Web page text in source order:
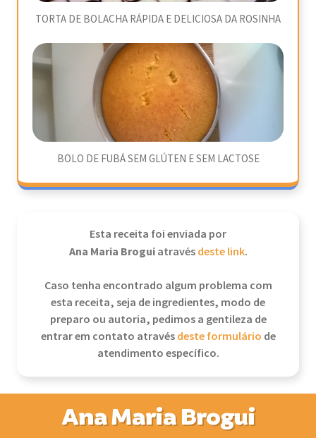
TORTA DE BOLACHA RÁPIDA E DELICIOSA DA ROSINHA
BOLO DE FUBÁ SEM GLÚTEN E SEM LACTOSE
Esta receita foi enviada por
Ana Maria Broguiatravésdeste link.
Caso tenha encontrado algum problema com
esta receita, seja de ingredientes, modo de
preparo ou autoria, pedimos a gentileza de
entrar em contato atravésdeste formulário de
atendimento específico.
Ana Maria Brogui